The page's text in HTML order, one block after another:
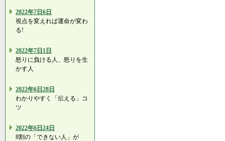
2022年7日6日
視点を変えれば運命が変わ
る!
2022年7日1日
怒りに負ける人、怒りを生
かす人
2022年6日28日
わかりやすく「伝える」コ
ツ
2022年6日24日
8割の「できない人」が